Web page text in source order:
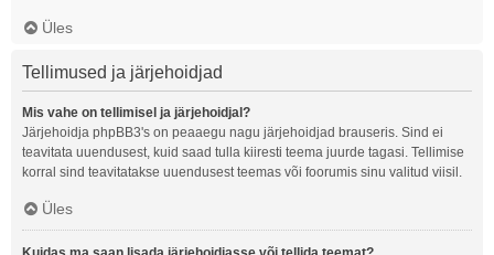
Üles
Tellimused ja järjehoidjad
Mis vahe on tellimisel ja järjehoidjal?
Järjehoidja phpBB3's on peaaegu nagu järjehoidjad brauseris. Sind ei
teavitata uuendusest, kuid saad tulla kiiresti teema juurde tagasi. Tellimise
korral sind teavitatakse uuendusest teemas või foorumis sinu valitud viisil.
Üles